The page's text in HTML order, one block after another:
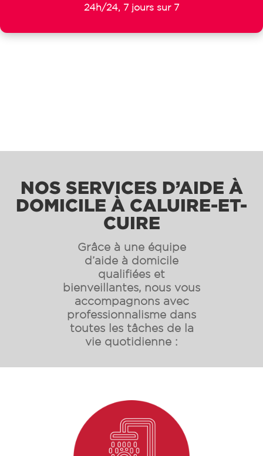
24h/24, 7 jours sur 7
NOS SERVICES D’AIDE À
DOMICILE À CALUIRE-ET-
CUIRE
Grâce à une équipe
d’aide à domicile
qualifiées et
bienveillantes, nous vous
accompagnons avec
professionnalisme dans
toutes les tâches de la
vie quotidienne :